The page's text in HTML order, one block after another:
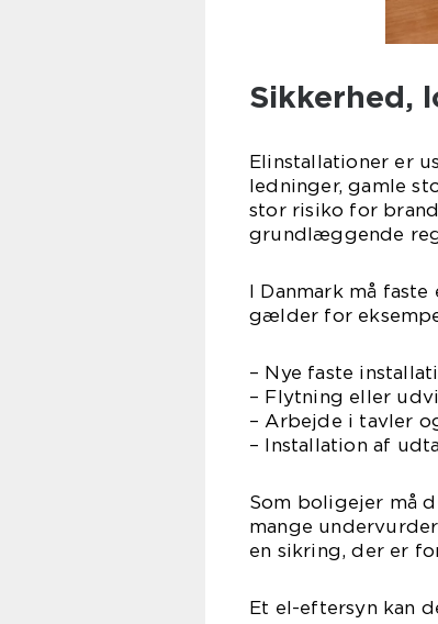
Sikkerhed,
Elinstallationer er
ledninger, gamle
stor risiko for
grundlæggende
I Danmark må
gælder for
– Nye faste
– Flytning eller
– Arbejde i tavler
– Installation af
Som boligejer må
mange
en sikring, der er
Et el-eftersyn kan